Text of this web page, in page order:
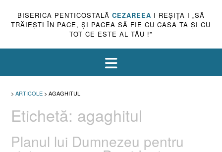
BISERICA PENTICOSTALĂ CEZAREEA I REŞIŢA I „SĂ
TRĂIEŞTI ÎN PACE, ŞI PACEA SĂ FIE CU CASA TA ŞI CU
TOT CE ESTE AL TĂU !”
> ARTICOLE > AGAGHITUL
Etichetă: agaghitul
Planul lui Dumnezeu pentru